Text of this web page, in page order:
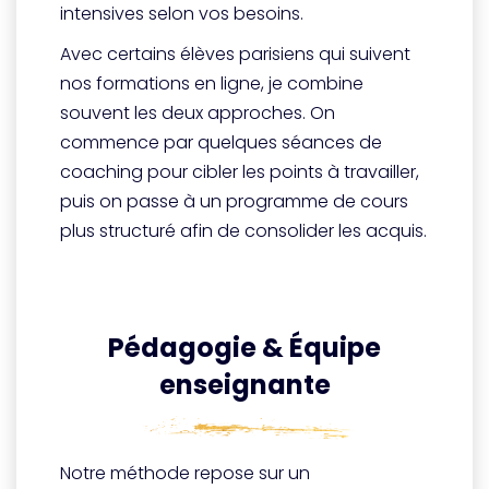
intensives selon vos besoins.
Avec certains élèves parisiens qui suivent
nos formations en ligne, je combine
souvent les deux approches. On
commence par quelques séances de
coaching pour cibler les points à travailler,
puis on passe à un programme de cours
plus structuré afin de consolider les acquis.
Pédagogie & Équipe
enseignante
Notre méthode repose sur un